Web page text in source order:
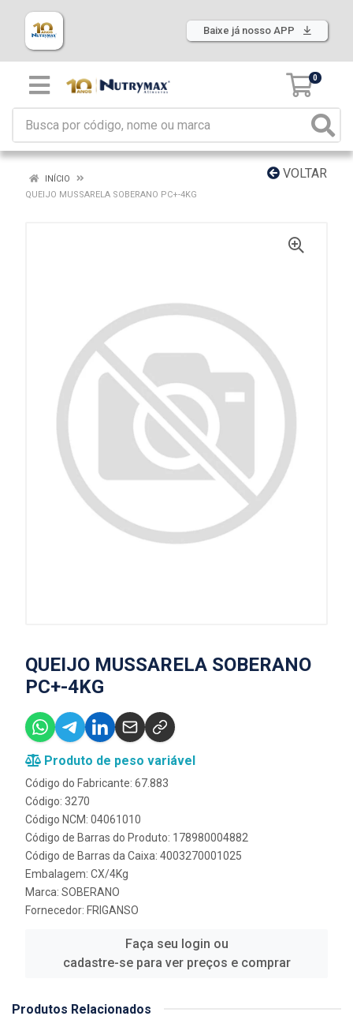
Baixe já nosso APP
0
VOLTAR
INÍCIO
QUEIJO MUSSARELA SOBERANO PC+-4KG
QUEIJO MUSSARELA SOBERANO
PC+-4KG
Produto de peso variável
Código do Fabricante: 67.883
Código: 3270
Código NCM: 04061010
Código de Barras do Produto: 178980004882
Código de Barras da Caixa: 4003270001025
Embalagem: CX/4Kg
Marca: SOBERANO
Fornecedor: FRIGANSO
Faça seu login ou
cadastre-se para ver preços e comprar
Produtos Relacionados